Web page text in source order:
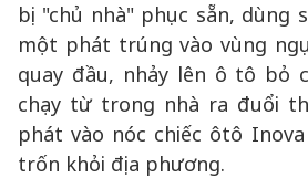
bị "chủ nhà" phục sẵn, dùng
một phát trúng vào vùng
quay đầu, nhảy lên ô tô bỏ
chạy từ trong nhà ra đuổi
phát vào nóc chiếc ôtô
trốn khỏi địa phương.